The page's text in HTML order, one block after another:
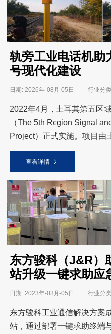
轨旁工业电话机助
号现代化建设
日期: 2026年-08月-05日 行业分
2022年4月，土耳其第五区
（The 5th Region Signal
Project）正式实施。项目由
（TCDD）推进，旨在提升
平。随着铁路数字化建设不
查看详情
东方骏科（J&R）
站升级一键求助应
日期: 2023年-03月-05日 行业分
东方骏科工业通信解决方案
站，通过部署一键求助终端